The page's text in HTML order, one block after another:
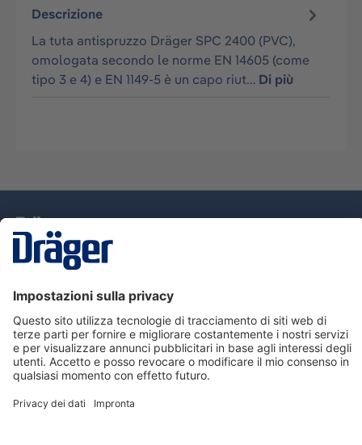
Descrizione
La tuta antispruzzo Dräger SPC 2400 (PVC),
omologata secondo le norme EN 14605 (come
tipo 3 e 4) e EN 1149-5 è un capo riut… Di più
Assistenza
Informazioni su Dräger
Informazioni